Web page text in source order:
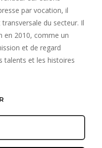
par vocation, il
du secteur. Il
en 2010, comme un
et de regard
talents et les histoires